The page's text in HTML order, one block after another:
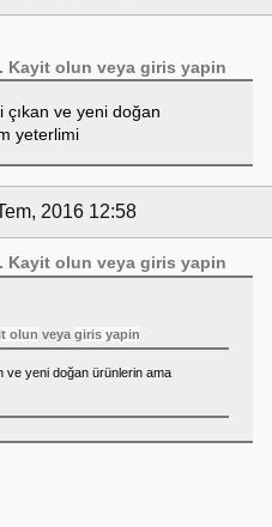
Kayit olun veyagiris yapin
ve yeni doğan
yeterlimi
2016 12:58
Kayit olun veyagiris yapin
olun veyagiris yapin
ve yeni doğan ürünlerin ama